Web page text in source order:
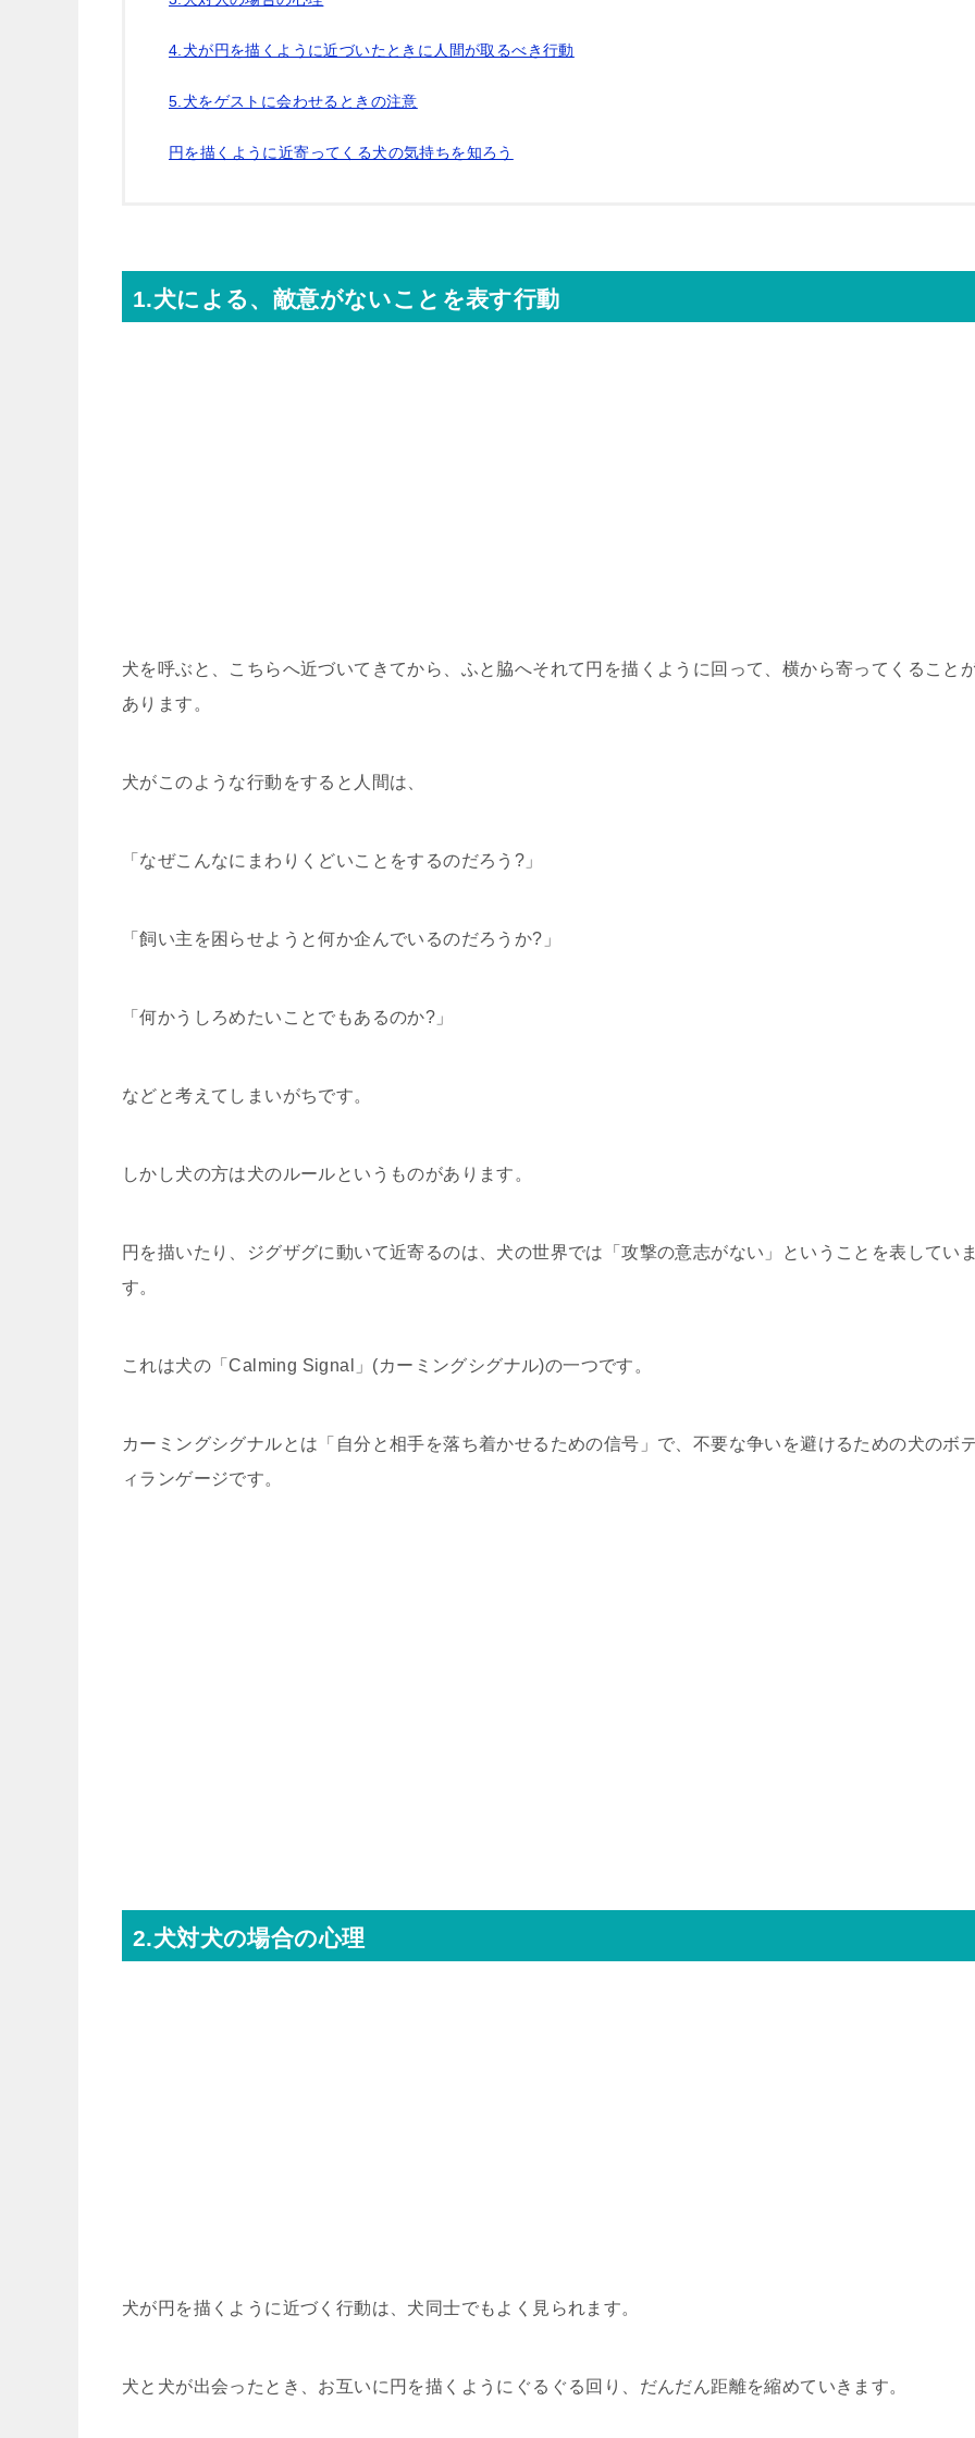
4.犬が円を描くように近づいたときに人間が取るべき行動
5.犬をゲストに会わせるときの注意
円を描くように近寄ってくる犬の気持ちを知ろう
1.犬による、敵意がないことを表す行動
犬を呼ぶと、こちらへ近づいてきてから、ふと脇へそれて円を描くように回って、横から寄ってくること
あります。
犬がこのような行動をすると人間は、
「なぜこんなにまわりくどいことをするのだろう?」
「飼い主を困らせようと何か企んでいるのだろうか?」
「何かうしろめたいことでもあるのか?」
などと考えてしまいがちです。
しかし犬の方は犬のルールというものがあります。
円を描いたり、ジグザグに動いて近寄るのは、犬の世界では「攻撃の意志がない」ということを表してい
す。
これは犬の「Calming Signal」(カーミングシグナル)の一つです。
カーミングシグナルとは「自分と相手を落ち着かせるための信号」で、不要な争いを避けるための犬のボ
ィランゲージです。
2.犬対犬の場合の心理
犬が円を描くように近づく行動は、犬同士でもよく見られます。
犬と犬が出会ったとき、お互いに円を描くようにぐるぐる回り、だんだん距離を縮めていきます。